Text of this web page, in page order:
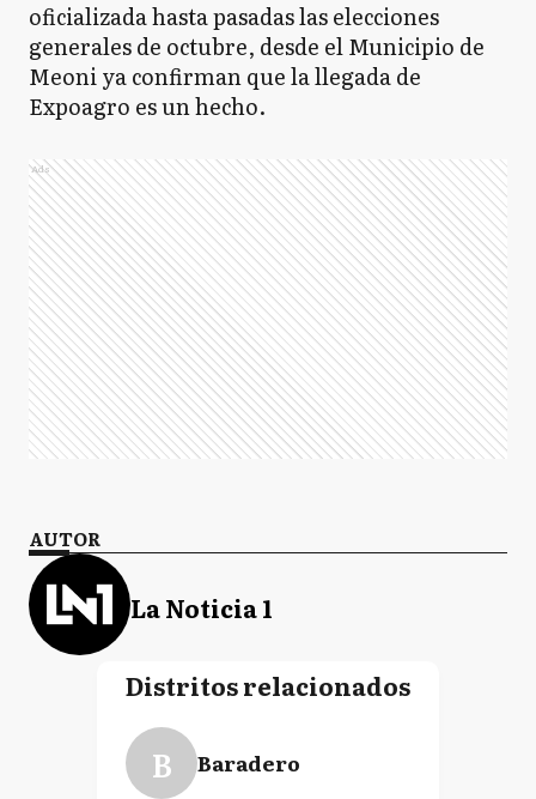
oficializada hasta pasadas las elecciones
generales de octubre, desde el Municipio de
Meoni ya confirman que la llegada de
Expoagro es un hecho.
Ads
AUTOR
La Noticia 1
Distritos relacionados
B Baradero